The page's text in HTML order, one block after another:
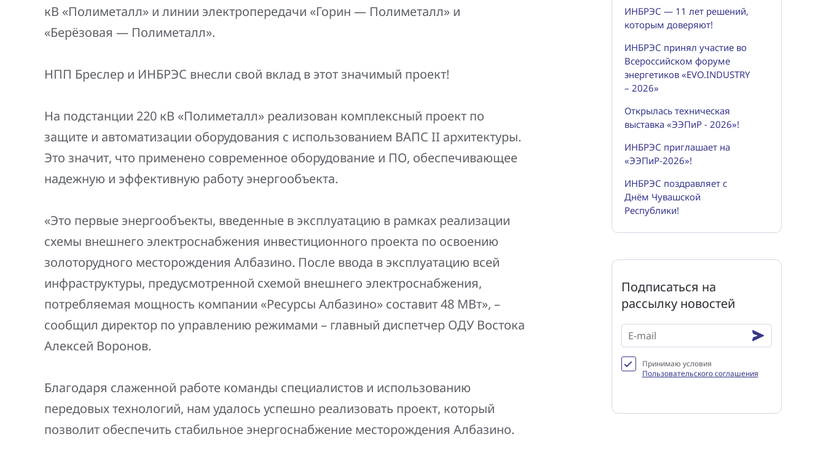
Генерация электроэнергии
электроснабжения
событиях
Оборудование компенсации емкостных
Определение поврежденного фидера
Промышленная автоматизация
кВ «Полиметалл» и линии электропередачи «Горин — Полиметалл» и
«Берёзовая — Полиметалл».
НПП Бреслер и ИНБРЭС внесли свой вклад в этот значимый проект!
На подстанции 220 кВ «Полиметалл» реализован комплексный проект по
защите и автоматизации оборудования с использованием ВАПС II архитектуры.
Это значит, что применено современное оборудование и ПО, обеспечивающее
надежную и эффективную работу энергообъекта.
«Это первые энергообъекты, введенные в эксплуатацию в рамках реализации
схемы внешнего электроснабжения инвестиционного проекта по освоению
золоторудного месторождения Албазино. После ввода в эксплуатацию всей
инфраструктуры, предусмотренной схемой внешнего электроснабжения,
потребляемая мощность компании «Ресурсы Албазино» составит 48 МВт», –
сообщил директор по управлению режимами – главный диспетчер ОДУ Востока
Алексей Воронов.
Благодаря слаженной работе команды специалистов и использованию
передовых технологий, нам удалось успешно реализовать проект, который
позволит обеспечить стабильное энергоснабжение месторождения Албазино.
ИНБРЭС — 11 лет решений,
которым доверяют!
ИНБРЭС принял участие во
Всероссийском форуме
энергетиков «EVO.INDUSTRY
– 2026»
Открылась техническая
выставка «ЭЭПиР - 2026»!
ИНБРЭС приглашает на
«ЭЭПиР-2026»!
ИНБРЭС поздравляет с
Днём Чувашской
Республики!
Подписаться на
рассылку новостей
Принимаю условия
Пользовательского соглашения